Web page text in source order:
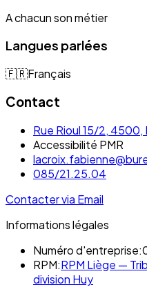
A chacun son métier
Langues parlées
🇫🇷Français
Contact
Rue Rioul 15/2, 4500,
Accessibilité PMR
085/21.25.04
Contacter via Email
Informations légales
Numéro d'entreprise:
RPM:RPM Liège —
division Huy